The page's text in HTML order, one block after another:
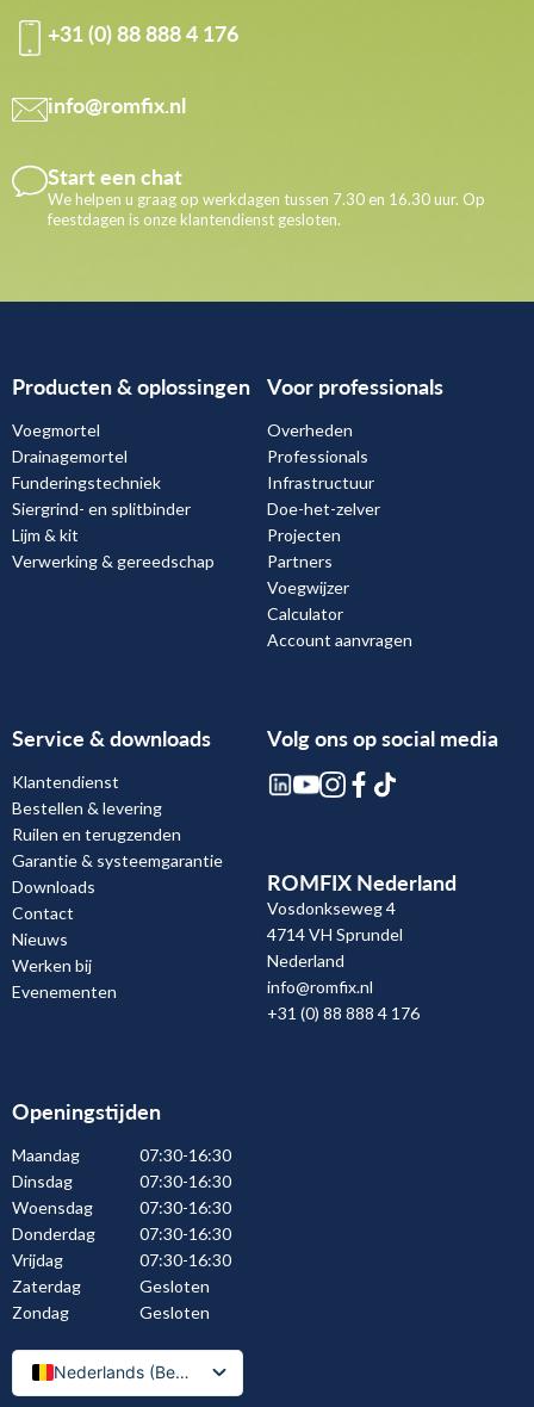
+31 (0) 88 888 4 176
info@romfix.nl
Start een chat
We helpen u graag op werkdagen tussen 7.30 en 16.30 uur. Op
feestdagen is onze klantendienst gesloten.
Producten & oplossingen
Voegmortel
Drainagemortel
Funderingstechniek
Siergrind- en splitbinder
Lijm & kit
Verwerking & gereedschap
Voor professionals
Overheden
Professionals
Infrastructuur
Doe-het-zelver
Projecten
Partners
Voegwijzer
Calculator
Account aanvragen
Service & downloads
Klantendienst
Bestellen & levering
Ruilen en terugzenden
Garantie & systeemgarantie
Downloads
Contact
Nieuws
Werken bij
Evenementen
Volg ons op social media
ROMFIX Nederland
Vosdonkseweg 4
4714 VH Sprundel
Nederland
info@romfix.nl
+31 (0) 88 888 4 176
Openingstijden
Maandag
07:30-16:30
Dinsdag
07:30-16:30
Woensdag
07:30-16:30
Donderdag
07:30-16:30
Vrijdag
07:30-16:30
Zaterdag
Gesloten
Zondag
Gesloten
Nederlands (België)